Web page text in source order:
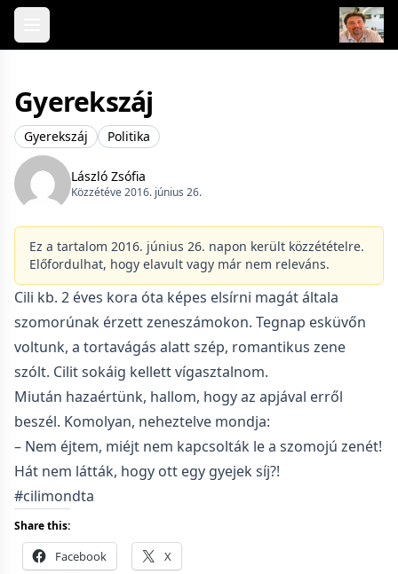
Skip to content
Gyerekszáj
Gyerekszáj Politika
László Zsófia
Közzétéve 2016. június 26.
Ez a tartalom 2016. június 26. napon került közzétételre.
Előfordulhat, hogy elavult vagy már nem releváns.
Cili kb. 2 éves kora óta képes elsírni magát általa
szomorúnak érzett zeneszámokon. Tegnap esküvőn
voltunk, a tortavágás alatt szép, romantikus zene
szólt. Cilit sokáig kellett vígasztalnom.
Miután hazaértünk, hallom, hogy az apjával erről
beszél. Komolyan, neheztelve mondja:
– Nem éjtem, miéjt nem kapcsolták le a szomojú zenét!
Hát nem látták, hogy ott egy gyejek síj?!
#cilimondta
Share this:
Facebook X